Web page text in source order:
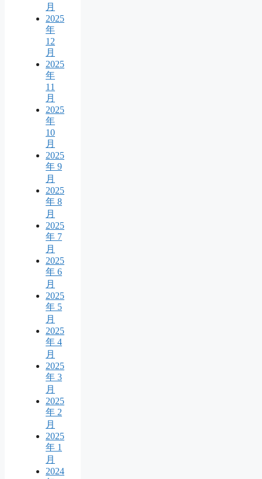
月
2025
年
12
月
2025
年
11
月
2025
年
10
月
2025
年 9
月
2025
年 8
月
2025
年 7
月
2025
年 6
月
2025
年 5
月
2025
年 4
月
2025
年 3
月
2025
年 2
月
2025
年 1
月
2024